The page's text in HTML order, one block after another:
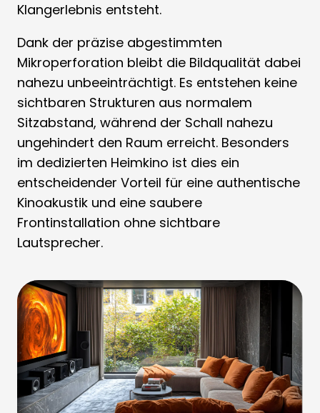
Klangerlebnis entsteht.
Dank der präzise abgestimmten
Mikroperforation bleibt die Bildqualität dabei
nahezu unbeeinträchtigt. Es entstehen keine
sichtbaren Strukturen aus normalem
Sitzabstand, während der Schall nahezu
ungehindert den Raum erreicht. Besonders
im dedizierten Heimkino ist dies ein
entscheidender Vorteil für eine authentische
Kinoakustik und eine saubere
Frontinstallation ohne sichtbare
Lautsprecher.